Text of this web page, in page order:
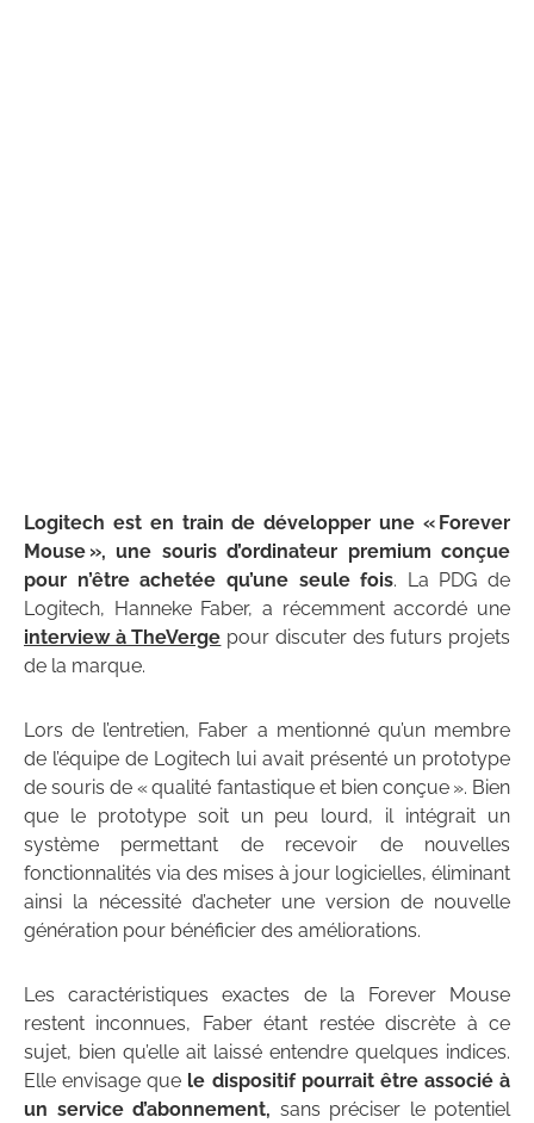
Logitech est en train de développer une « Forever
Mouse », une souris d’ordinateur premium conçue
pour n’être achetée qu’une seule fois. La PDG de
Logitech, Hanneke Faber, a récemment accordé une
interview à TheVerge pour discuter des futurs projets
de la marque.
Lors de l’entretien, Faber a mentionné qu’un membre
de l’équipe de Logitech lui avait présenté un prototype
de souris de « qualité fantastique et bien conçue ». Bien
que le prototype soit un peu lourd, il intégrait un
système permettant de recevoir de nouvelles
fonctionnalités via des mises à jour logicielles, éliminant
ainsi la nécessité d’acheter une version de nouvelle
génération pour bénéficier des améliorations.
Les caractéristiques exactes de la Forever Mouse
restent inconnues, Faber étant restée discrète à ce
sujet, bien qu’elle ait laissé entendre quelques indices.
Elle envisage que le dispositif pourrait être associé à
un service d’abonnement, sans préciser le potentiel